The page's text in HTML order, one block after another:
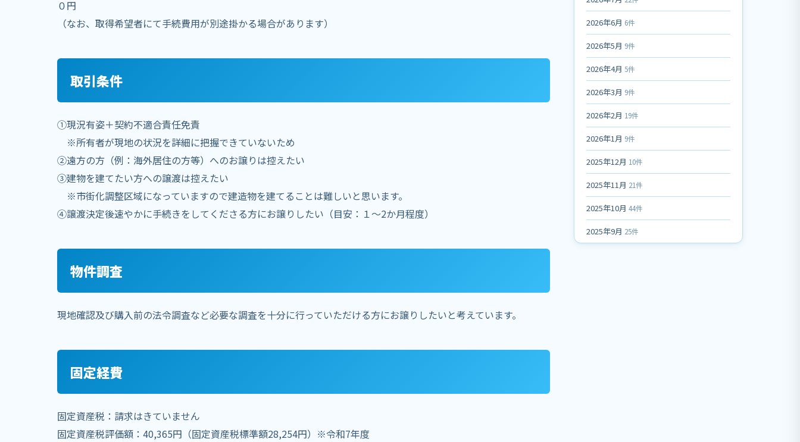
０円
（なお、取得希望者にて手続費用が別途掛かる場合があります）
取引条件
①現況有姿＋契約不適合責任免責
※所有者が現地の状況を詳細に把握できていないため
②遠方の方（例：海外居住の方等）へのお譲りは控えたい
③建物を建てたい方への譲渡は控えたい
※市街化調整区域になっていますので建造物を建てることは難しいと思います。
④譲渡決定後速やかに手続きをしてくださる方にお譲りしたい（目安：１～2か月程度）
物件調査
現地確認及び購入前の法令調査など必要な調査を十分に行っていただける方にお譲りしたいと考えています。
固定経費
固定資産税：請求はきていません
固定資産税評価額：40,365円（固定資産税標準額28,254円）※令和7年度
2026年6月 6件
2026年5月 9件
2026年4月 5件
2026年3月 9件
2026年2月 19件
2026年1月 9件
2025年12月 10件
2025年11月 21件
2025年10月 44件
2025年9月 25件